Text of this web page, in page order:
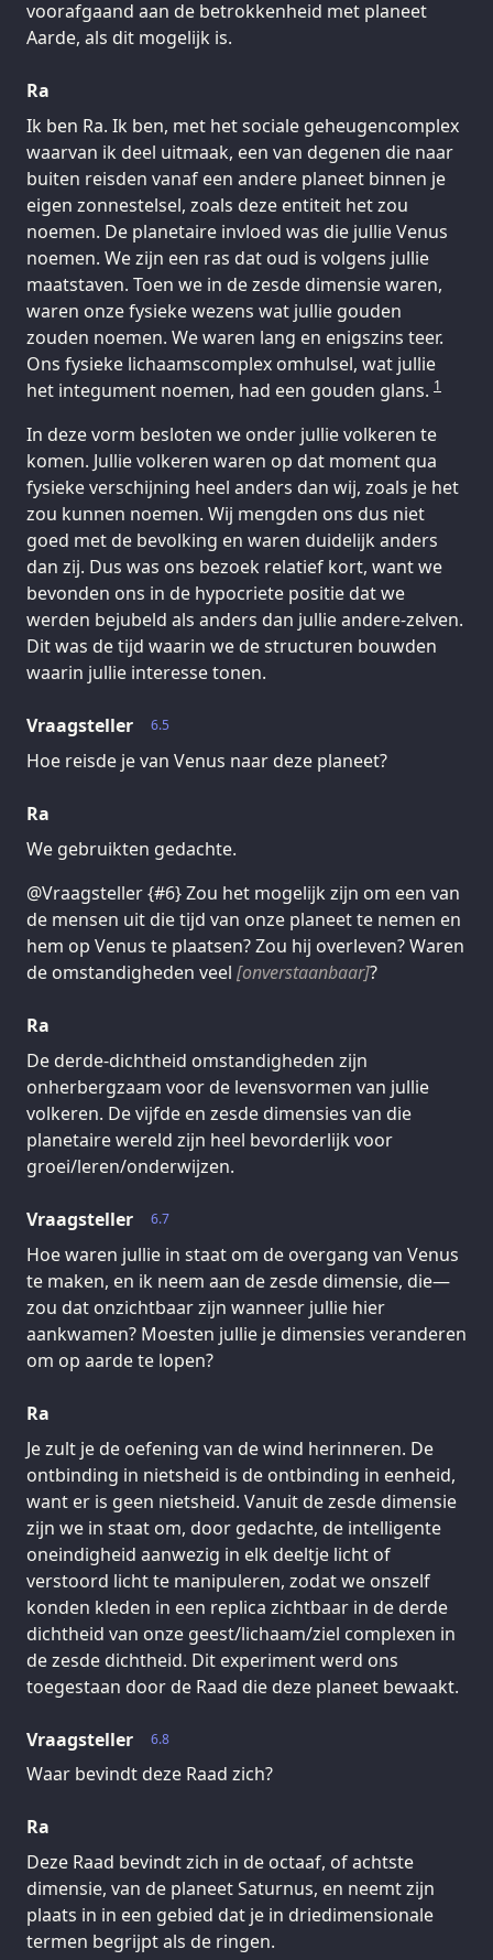
voorafgaand aan de betrokkenheid met planeet
Aarde, als dit mogelijk is.
Ra
Ik ben Ra. Ik ben, met het sociale geheugencomplex
waarvan ik deel uitmaak, een van degenen die naar
buiten reisden vanaf een andere planeet binnen je
eigen zonnestelsel, zoals deze entiteit het zou
noemen. De planetaire invloed was die jullie Venus
noemen. We zijn een ras dat oud is volgens jullie
maatstaven. Toen we in de zesde dimensie waren,
waren onze fysieke wezens wat jullie gouden
zouden noemen. We waren lang en enigszins teer.
Ons fysieke lichaamscomplex omhulsel, wat jullie
het integument noemen, had een gouden glans. 1
In deze vorm besloten we onder jullie volkeren te
komen. Jullie volkeren waren op dat moment qua
fysieke verschijning heel anders dan wij, zoals je het
zou kunnen noemen. Wij mengden ons dus niet
goed met de bevolking en waren duidelijk anders
dan zij. Dus was ons bezoek relatief kort, want we
bevonden ons in de hypocriete positie dat we
werden bejubeld als anders dan jullie andere-zelven.
Dit was de tijd waarin we de structuren bouwden
waarin jullie interesse tonen.
6.5
Vraagsteller
Hoe reisde je van Venus naar deze planeet?
Ra
We gebruikten gedachte.
@Vraagsteller {#6} Zou het mogelijk zijn om een van
de mensen uit die tijd van onze planeet te nemen en
hem op Venus te plaatsen? Zou hij overleven? Waren
de omstandigheden veel [onverstaanbaar]?
Ra
De derde-dichtheid omstandigheden zijn
onherbergzaam voor de levensvormen van jullie
volkeren. De vijfde en zesde dimensies van die
planetaire wereld zijn heel bevorderlijk voor
groei/leren/onderwijzen.
6.7
Vraagsteller
Hoe waren jullie in staat om de overgang van Venus
te maken, en ik neem aan de zesde dimensie, die—
zou dat onzichtbaar zijn wanneer jullie hier
aankwamen? Moesten jullie je dimensies veranderen
om op aarde te lopen?
Ra
Je zult je de oefening van de wind herinneren. De
ontbinding in nietsheid is de ontbinding in eenheid,
want er is geen nietsheid. Vanuit de zesde dimensie
zijn we in staat om, door gedachte, de intelligente
oneindigheid aanwezig in elk deeltje licht of
verstoord licht te manipuleren, zodat we onszelf
konden kleden in een replica zichtbaar in de derde
dichtheid van onze geest/lichaam/ziel complexen in
de zesde dichtheid. Dit experiment werd ons
toegestaan door de Raad die deze planeet bewaakt.
6.8
Vraagsteller
Waar bevindt deze Raad zich?
Ra
Deze Raad bevindt zich in de octaaf, of achtste
dimensie, van de planeet Saturnus, en neemt zijn
plaats in in een gebied dat je in driedimensionale
termen begrijpt als de ringen.